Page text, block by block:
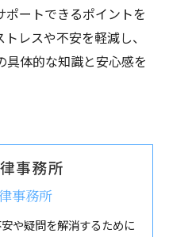
ートできるポイントを
レスや不安を軽減し、
体的な知識と安心感を
事務所
や疑問を解消するために